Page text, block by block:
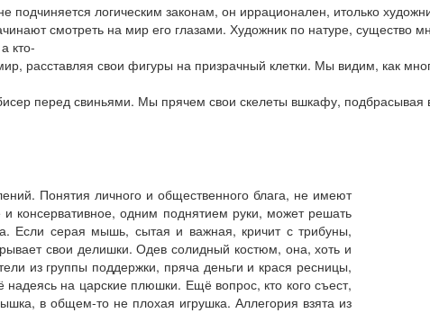
подчиняется логическим законам, он иррационален, итолько
смотреть на мир его глазами. Художник по натуре, существо
а кто-
, расставляя свои фигуры на призрачный клетки. Мы видим, как
перед свиньями. Мы прячем свои скелеты вшкафу, подбрасывая
Понятия личного и общественного блага, не имеют
консервативное, одним поднятием руки, может решать
Если серая мышь, сытая и важная, кричит с трибуны,
свои делишки. Одев солидный костюм, она, хоть и
из группы поддержки, пряча деньги и крася ресницы,
на царские плюшки. Ещё вопрос, кто кого съест,
в общем-то не плохая игрушка. Аллегория взята из